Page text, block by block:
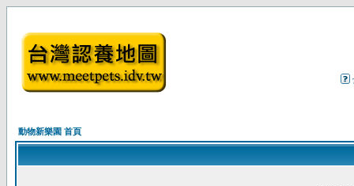
動物新樂園 首頁